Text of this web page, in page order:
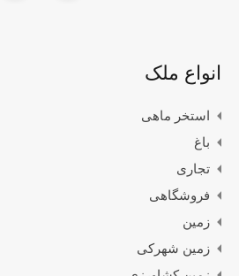
انواع ملک
استخر ماهی
باغ
تجاری
فروشگاهی
زمین
زمین شهرکی